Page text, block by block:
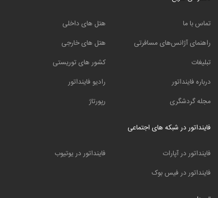
تماس با ما
راهنمای آژانس‌های مسافرتی
تبلیغات
درباره فاینداتور
مجله گردشگری
هتل های داخلی
هتل های خارجی
کشور های توریستی
رادیو فاینداتور
رپورتاژ
فاینداتور در شبکه های اجتماعی
فاینداتور در آپارات
فاینداتور در فیس بوک
فاینداتور در یوتیوب